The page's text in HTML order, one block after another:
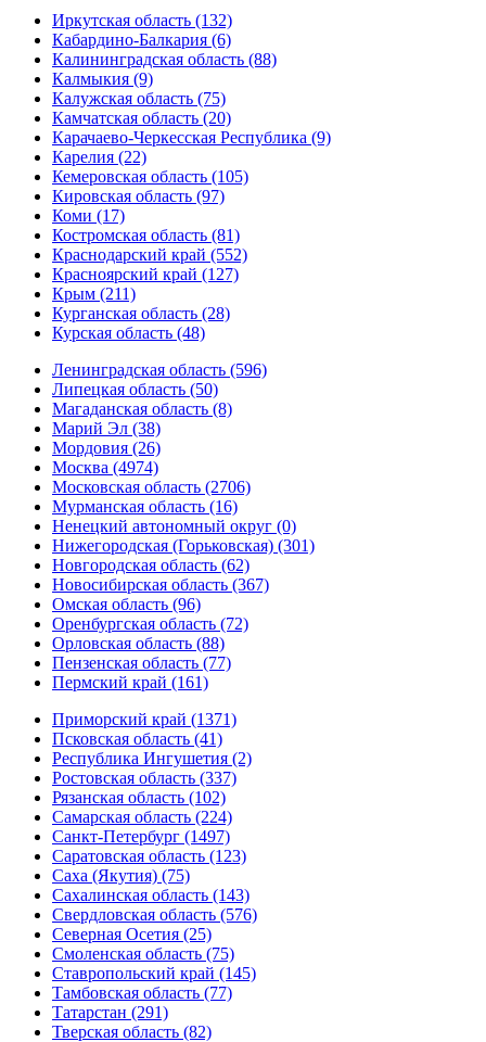
Иркутская область (132)
Кабардино-Балкария (6)
Калининградская область (88)
Калмыкия (9)
Калужская область (75)
Камчатская область (20)
Карачаево-Черкесская Республика (9)
Карелия (22)
Кемеровская область (105)
Кировская область (97)
Коми (17)
Костромская область (81)
Краснодарский край (552)
Красноярский край (127)
Крым (211)
Курганская область (28)
Курская область (48)
Ленинградская область (596)
Липецкая область (50)
Магаданская область (8)
Марий Эл (38)
Мордовия (26)
Москва (4974)
Московская область (2706)
Мурманская область (16)
Ненецкий автономный округ (0)
Нижегородская (Горьковская) (301)
Новгородская область (62)
Новосибирская область (367)
Омская область (96)
Оренбургская область (72)
Орловская область (88)
Пензенская область (77)
Пермский край (161)
Приморский край (1371)
Псковская область (41)
Республика Ингушетия (2)
Ростовская область (337)
Рязанская область (102)
Самарская область (224)
Санкт-Петербург (1497)
Саратовская область (123)
Саха (Якутия) (75)
Сахалинская область (143)
Свердловская область (576)
Северная Осетия (25)
Смоленская область (75)
Ставропольский край (145)
Тамбовская область (77)
Татарстан (291)
Тверская область (82)